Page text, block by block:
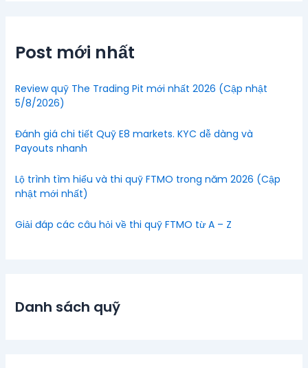
Post mới nhất
Review quỹ The Trading Pit mới nhất 2026 (Cập nhật
5/8/2026)
Đánh giá chi tiết Quỹ E8 markets. KYC dễ dàng và
Payouts nhanh
Lộ trình tìm hiểu và thi quỹ FTMO trong năm 2026 (Cập
nhật mới nhất)
Giải đáp các câu hỏi về thi quỹ FTMO từ A – Z
Danh sách quỹ